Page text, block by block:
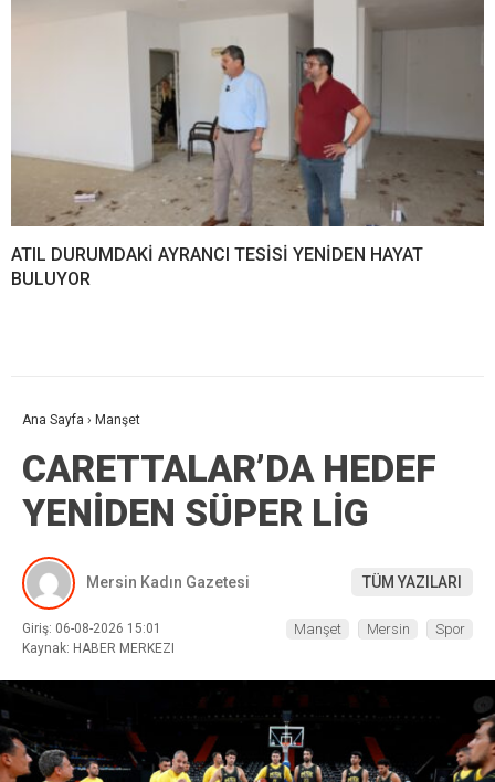
ATIL DURUMDAKİ AYRANCI TESİSİ YENİDEN HAYAT
BULUYOR
Ana Sayfa › Manşet
CARETTALAR’DA HEDEF
YENİDEN SÜPER LİG
Mersin Kadın Gazetesi TÜM YAZILARI
Giriş: 06-08-2026 15:01
Kaynak: HABER MERKEZI
Manşet Mersin Spor